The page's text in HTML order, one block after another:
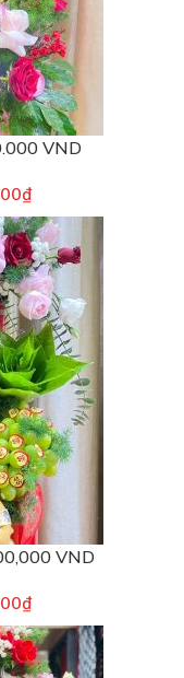
VND
₫
VND
₫